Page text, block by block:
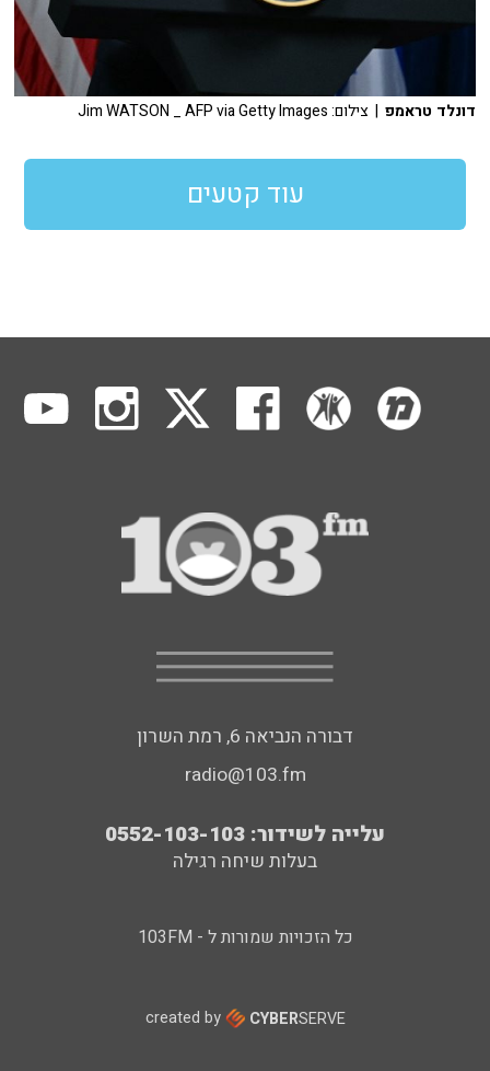
דונלד טראמפ | צילום: Jim WATSON _ AFP via Getty Images
עוד קטעים
דבורה הנביאה 6, רמת השרון
radio@103.fm
עלייה לשידור: 0552-103-103
בעלות שיחה רגילה
כל הזכויות שמורות ל - 103FM
created by CYBERSERVE